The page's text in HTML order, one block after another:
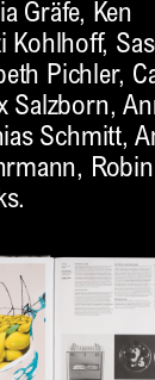
Gräfe, Ken
Kohlhoff,
Pichler,
Salzborn,
Schmitt,
Robin